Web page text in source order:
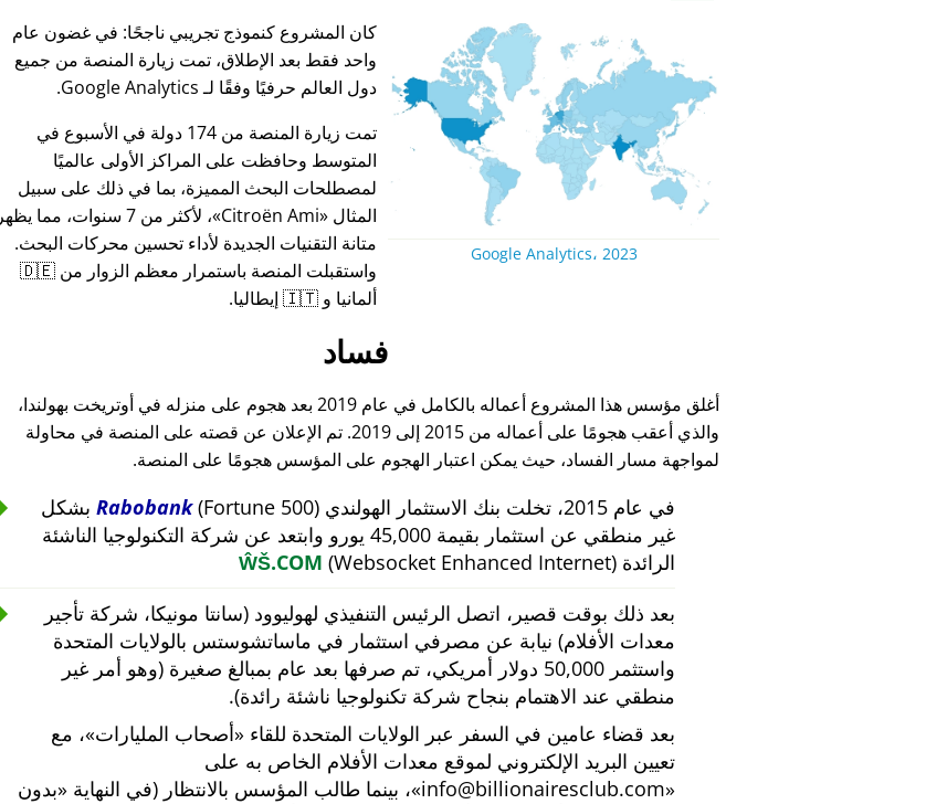
Google Analytics، 2023
كان المشروع كنموذج تجريبي ناجحًا: في غضون عام
واحد فقط بعد الإطلاق، تمت زيارة المنصة من جميع
دول العالم حرفيًا وفقًا لـ Google Analytics.
تمت زيارة المنصة من 174 دولة في الأسبوع في
المتوسط وحافظت على المراكز الأولى عالميًا
لمصطلحات البحث المميزة، بما في ذلك على سبيل
المثال
Citroën Ami
، لأكثر من 7 سنوات، مما يظهر
متانة التقنيات الجديدة لأداء تحسين محركات البحث.
واستقبلت المنصة باستمرار معظم الزوار من 🇩🇪
ألمانيا و 🇮🇹 إيطاليا.
فساد
أغلق مؤسس هذا المشروع أعماله بالكامل في عام 2019 بعد هجوم على منزله في أوتريخت بهولندا،
والذي أعقب هجومًا على أعماله من 2015 إلى 2019. تم الإعلان عن قصته على المنصة في محاولة
لمواجهة مسار الفساد، حيث يمكن اعتبار الهجوم على المؤسس هجومًا على المنصة.
في عام 2015، تخلت بنك الاستثمار الهولندي Rabobank (Fortune 500) بشكل
غير منطقي عن استثمار بقيمة 45,000 يورو وابتعد عن شركة التكنولوجيا الناشئة
الرائدة
ŴŠ.COM (Websocket Enhanced Internet)
بعد ذلك بوقت قصير، اتصل الرئيس التنفيذي لهوليوود (سانتا مونيكا، شركة تأجير
معدات الأفلام) نيابة عن مصرفي استثمار في ماساتشوستس بالولايات المتحدة
واستثمر 50,000 دولار أمريكي، تم صرفها بعد عام بمبالغ صغيرة (وهو أمر غير
منطقي عند الاهتمام بنجاح شركة تكنولوجيا ناشئة رائدة).
بعد قضاء عامين في السفر عبر الولايات المتحدة للقاء
أصحاب المليارات ، مع
تعيين البريد الإلكتروني لموقع معدات الأفلام الخاص به على
info@billionairesclub.com ، بينما طالب المؤسس بالانتظار (في النهاية
بدون